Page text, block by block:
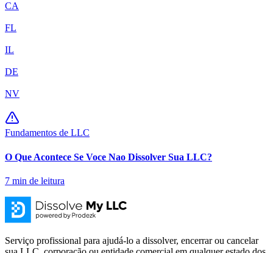
CA
FL
IL
DE
NV
Fundamentos de LLC
O Que Acontece Se Voce Nao Dissolver Sua LLC?
7 min de leitura
Serviço profissional para ajudá-lo a dissolver, encerrar ou cancelar